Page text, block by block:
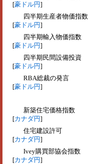
[豪ドル円]
四半期生産者物価指数
[豪ドル円]
四半期輸入物価指数
[豪ドル円]
四半期民間設備投資
[豪ドル円]
RBA総裁の発言
[豪ドル円]
新築住宅価格指数
[カナダ円]
住宅建設許可
[カナダ円]
Ivey購買部協会指数
[カナダ円]